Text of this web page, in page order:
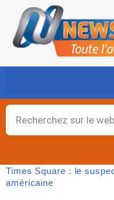
contenu
Rechercher
Times Square : le
américaine